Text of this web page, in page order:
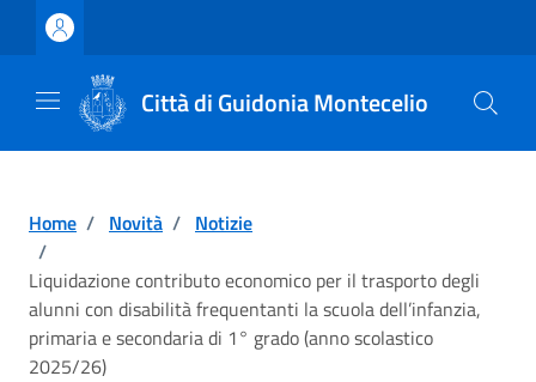
Vai ai contenuti
Vai al footer
Città di Guidonia Montecelio
Home / Novità / Notizie
/
Liquidazione contributo economico per il trasporto degli
alunni con disabilità frequentanti la scuola dell’infanzia,
primaria e secondaria di 1° grado (anno scolastico
2025/26)